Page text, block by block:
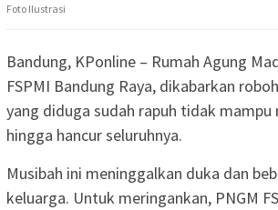
Foto Ilustrasi
Bandung, KPonline – Rumah Agung
FSPMI Bandung Raya, dikabarkan
yang diduga sudah rapuh tidak mampu
hingga hancur seluruhnya.
Musibah ini meninggalkan duka dan
keluarga. Untuk meringankan, PNGM